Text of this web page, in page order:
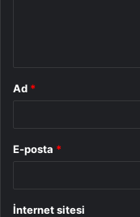
Ad *
E-posta *
İnternet sitesi